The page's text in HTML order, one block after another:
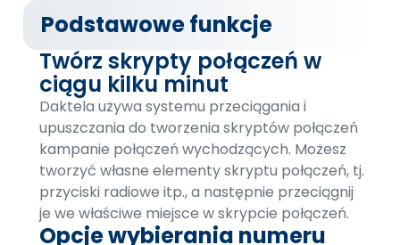
Podstawowe funkcje
Twórz skrypty połączeń w
ciągu kilku minut
Daktela używa systemu przeciągania i
upuszczania do tworzenia skryptów połączeń
kampanie połączeń wychodzących. Możesz
tworzyć własne elementy skryptu połączeń, tj.
przyciski radiowe itp., a następnie przeciągnij
je we właściwe miejsce w skrypcie połączeń.
Opcje wybierania numeru